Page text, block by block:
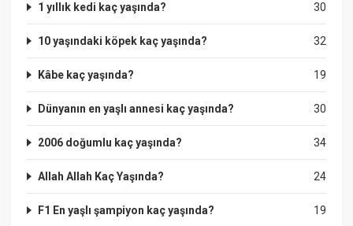
30
1 yıllık kedi kaç yaşında?
32
10 yaşındaki köpek kaç yaşında?
19
Kâbe kaç yaşında?
30
Dünyanın en yaşlı annesi kaç yaşında?
34
2006 doğumlu kaç yaşında?
24
Allah Allah Kaç Yaşında?
19
F1 En yaşlı şampiyon kaç yaşında?